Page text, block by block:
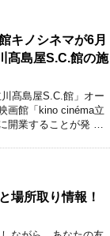
キノシネマが6月
髙島屋S.C.館の施
髙島屋S.C.館」オー
画館「kino cinéma立
開業することが発 …
場所取り情報！